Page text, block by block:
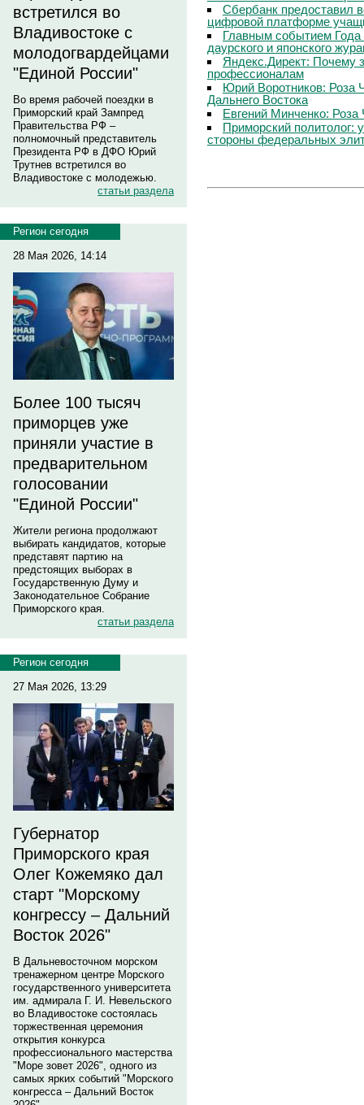
встретился во
Владивостоке с
молодогвардейцами
"Единой России"
Во время рабочей поездки в
Приморский край Зампред
Правительства РФ –
полномочный представитель
Президента РФ в ДФО Юрий
Трутнев встретился во
Владивостоке с молодежью.
статьи раздела
Регион сегодня
28 Мая 2026, 14:14
Более 100 тысяч
приморцев уже
приняли участие в
предварительном
голосовании
"Единой России"
Жители региона продолжают
выбирать кандидатов, которые
представят партию на
предстоящих выборах в
Государственную Думу и
Законодательное Собрание
Приморского края.
статьи раздела
Регион сегодня
27 Мая 2026, 13:29
Губернатор
Приморского края
Олег Кожемяко дал
старт "Морскому
конгрессу – Дальний
Восток 2026"
В Дальневосточном морском
тренажерном центре Морского
государственного университета
им. адмирала Г. И. Невельского
во Владивостоке состоялась
торжественная церемония
открытия конкурса
профессионального мастерства
"Море зовет 2026", одного из
самых ярких событий "Морского
конгресса – Дальний Восток
Сбербанк предоставил
цифровой платформе
Главным событием
даурского и японского
Яндекс.Директ: Почему
профессионалам
Юрий Воротников: Роза
Дальнего Востока
Евгений Минченко: Роза
Приморский политолог:
стороны федеральных